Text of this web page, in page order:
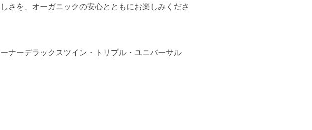
さを、オーガニックの安心とともにお楽しみくださ
ナーデラックスツイン・トリプル・ユニバーサル